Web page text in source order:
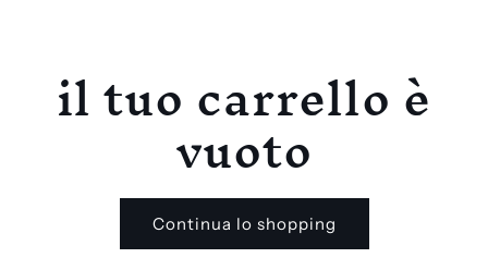
il tuo carrello è
vuoto
Continua lo shopping